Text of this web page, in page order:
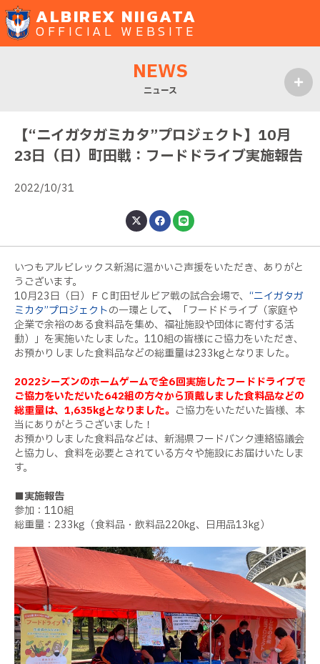
ALBIREX NIIGATA
OFFICIAL WEBSITE
NEWS
ニュース
【“ニイガタガミカタ”プロジェクト】10月
23日（日）町田戦：フードドライブ実施報告
2022/10/31
いつもアルビレックス新潟に温かいご声援をいただき、ありがと
うございます。
10月23日（日）ＦＣ町田ゼルビア戦の試合会場で、 “ニイガタガ
ミカタ”プロジェクトの一環として、
「フードドライブ（家庭や
企業で余裕のある食料品を集め、福祉施設や団体に寄付する活
動）」を実施いたしました。 110組の皆様にご協力をいただき、
お預かりしました食料品などの総重量は233kgとなりました。
2022シーズンのホームゲームで全6回実施したフードドライブで
ご協力をいただいた642組の方々から頂戴しました食料品などの
総重量は、1,635kgとなりました。 ご協力をいただいた皆様、本
当にありがとうございました！
お預かりしました食料品などは、新潟県フードバンク連絡協議会
と協力し、食料を必要とされている方々や施設にお届けいたしま
す。
■実施報告
参加： 110組
総重量： 233kg （食料品・飲料品220kg、日用品13kg）